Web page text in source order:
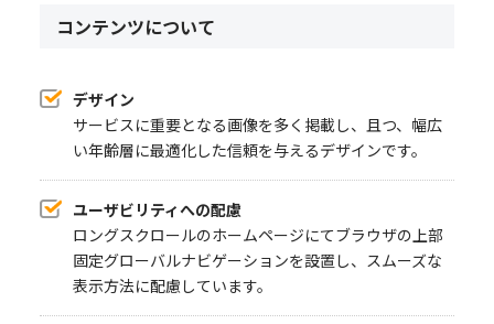
コンテンツについて
デザイン
サービスに重要となる画像を多く掲載し、且つ、幅広
い年齢層に最適化した信頼を与えるデザインです。
ユーザビリティへの配慮
ロングスクロールのホームページにてブラウザの上部
固定グローバルナビゲーションを設置し、スムーズな
表示方法に配慮しています。